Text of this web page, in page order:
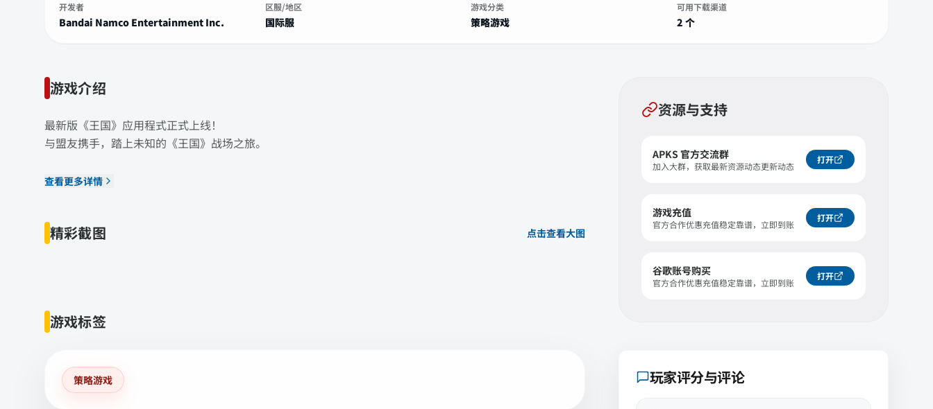
开发者
Bandai Namco Entertainment Inc.
区服/地区
国际服
游戏分类
策略游戏
可用下载渠道
2 个
游戏介绍
最新版《王国》应用程式正式上线！
与盟友携手，踏上未知的《王国》战场之旅。
查看更多详情
精彩截图 点击查看大图
游戏标签
策略游戏
资源与支持
APKS 官方交流群
加入大群，获取最新资源动态更新动态
打开
游戏充值
官方合作优惠充值稳定靠谱，立即到账
打开
谷歌账号购买
官方合作优惠充值稳定靠谱，立即到账
打开
玩家评分与评论